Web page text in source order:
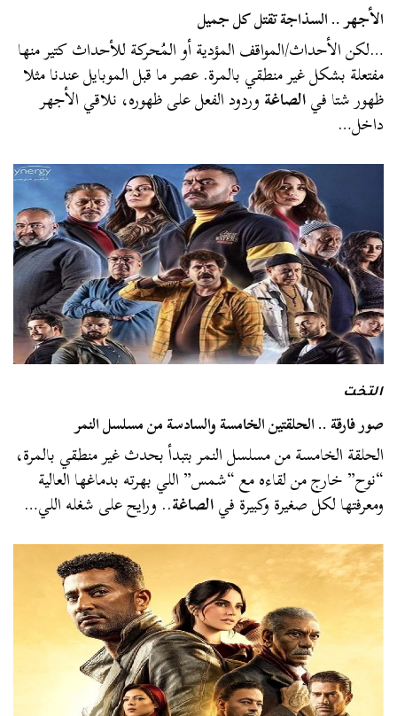
الأجهر .. السذاجة تقتل كل جميل
…لكن الأحداث/المواقف المؤدية أو المُحركة للأحداث كتير منها
مفتعلة بشكل غير منطقي بالمرة. عصر ما قبل الموبايل عندنا مثلا
ظهور شتا فيالصاغةوردود الفعل على ظهوره، نلاقي الأجهر
داخل…
التخت
صور فارقة .. الحلقتين الخامسة والسادسة من مسلسل النمر
الحلقة الخامسة من مسلسل النمر بتبدأ بحدث غير منطقي بالمرة،
“نوح” خارج من لقاءه مع “شمس” اللي بهرته بدماغها العالية
ومعرفتها لكل صغيرة وكبيرة فيالصاغة.. ورايح على شغله اللي…